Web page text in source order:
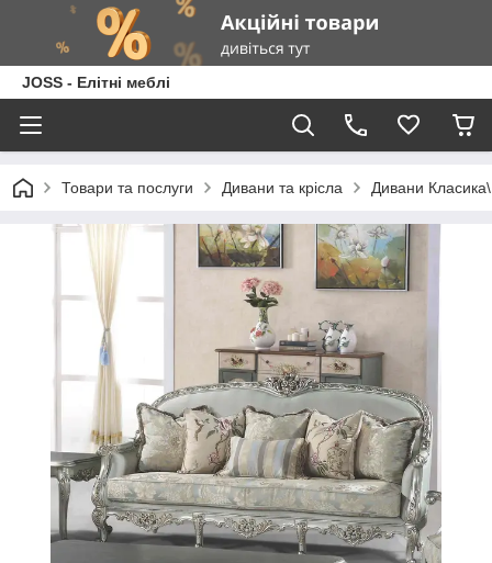
JOSS - Елітні меблі
Товари та послуги Дивани та крісла Дивани